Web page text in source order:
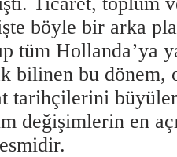
böyle bir arka
tüm Hollanda’ya
bilinen bu dönem,
tarihçilerini
değişimlerin en